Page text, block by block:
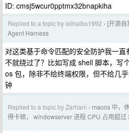
ID: cmsj5wcur0pptmx32bnapkiha
Replied to a topic by leihaibo1992 › [开源自
Agent Harness
对这类基于命令匹配的安全防护我一
不就绕过了？比如写成 shell 脚本，写
os 包，除非不给终端权限，但不给几
钟
Replied to a topic by Zarhani › macos 中，
得卡顿， windowserver 进程 CPU 占用超过